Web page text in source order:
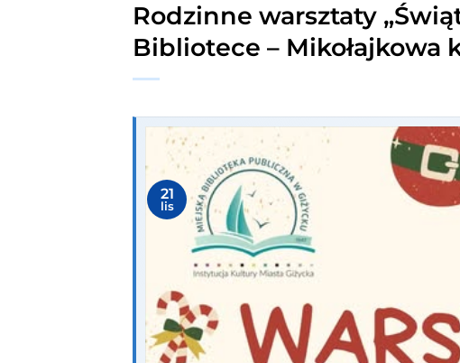
Rodzinne warsztaty
Bibliotece – Mikołajkowa
21
lis